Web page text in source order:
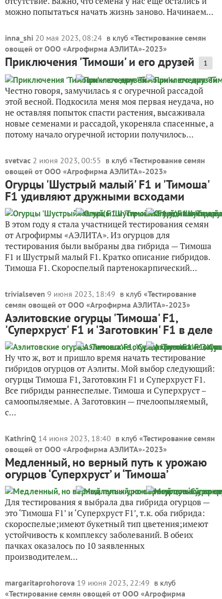
можно попытаться начать жизнь заново. Начинаем...
inna_shi 20 мая 2023, 08:24 в клуб «Тестирование семян
овощей от ООО «Агрофирма АЭЛИТА»-2023»
Приключения 'Тимоши' и его друзей 1
Честно говоря, замучилась я с огуречной рассадой
этой весной. Подкосила меня моя первая неудача, но
не оставляя попыток спасти растения, высаживала
новые семенами и рассадой, укореняла спасенные, а
потому начало огуречной истории получилось...
svetvac 2 июня 2023, 00:55 в клуб «Тестирование семян
овощей от ООО «Агрофирма АЭЛИТА»-2023»
Огурцы 'Шустрый малый' F1 и 'Тимоша'
F1 удивляют дружными всходами
В этом году я стала участницей тестирования семян
от Агрофирмы «АЭЛИТА». Из огурцов для
тестирования были выбраны два гибрида — Тимоша
F1 и Шустрый малый F1. Кратко описание гибридов.
Тимоша F1. Скороспелый партенокарпический...
trivialseven 9 июня 2023, 18:49 в клуб «Тестирование
семян овощей от ООО «Агрофирма АЭЛИТА»-2023»
Аэлитовские огурцы 'Тимоша' F1,
'Суперхруст' F1 и 'Заготовкин' F1 в деле
Ну что ж, вот и пришло время начать тестирование
гибридов огурцов от Аэлиты. Мой выбор следующий:
огурцы Тимоша F1, Заготовкин F1 и Суперхруст F1.
Все гибриды раннеспелые. Тимоша и Суперхруст –
самоопыляемые. А Заготовкин — пчелоопыляемый,
с...
KathrinQ 14 июня 2023, 18:40 в клуб «Тестирование семян
овощей от ООО «Агрофирма АЭЛИТА»-2023»
Медленный, но верный путь к урожаю
огурцов ‘Суперхруст’ и ‘Тимоша’
Для тестирования я выбрала два гибрида огурцов —
это ‘Тимоша F1’ и ‘Суперхруст F1’, т.к. оба гибрида:
скороспелые;имеют букетный тип цветения;имеют
устойчивость к комплексу заболеваний. В обеих
пачках оказалось по 10 заявленных
производителем...
margaritaprohorova 19 июня 2023, 22:49 в клуб
«Тестирование семян овощей от ООО «Агрофирма